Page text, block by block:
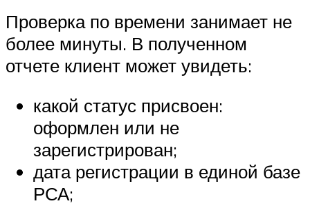
Проверка по времени занимает не
более минуты. В полученном
отчете клиент может увидеть:
какой статус присвоен:
оформлен или не
зарегистрирован;
дата регистрации в единой базе
РСА;